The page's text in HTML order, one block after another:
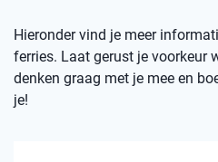
Hieronder vind je meer
ferries. Laat gerust je voorkeur
denken graag met je mee en
je!